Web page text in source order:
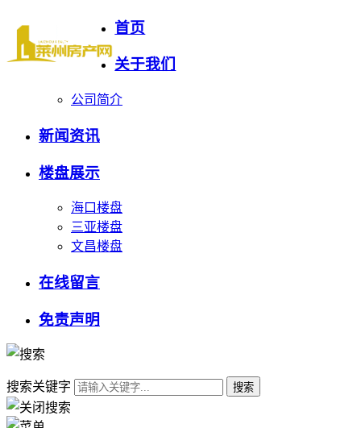
首页
关于我们
公司简介
新闻资讯
楼盘展示
海口楼盘
三亚楼盘
文昌楼盘
在线留言
免责声明
搜索关键字